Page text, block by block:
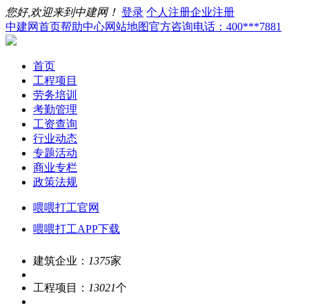
您好,欢迎来到中建网！ 登录 个人注册企业注册
中建网首页帮助中心网站地图官方咨询电话：400***7881
首页
工程项目
劳务培训
考勤管理
工资查询
行业动态
专题活动
商业专栏
政策法规
喂喂打工官网
喂喂打工APP下载
建筑企业： 1375家
工程项目： 13021个